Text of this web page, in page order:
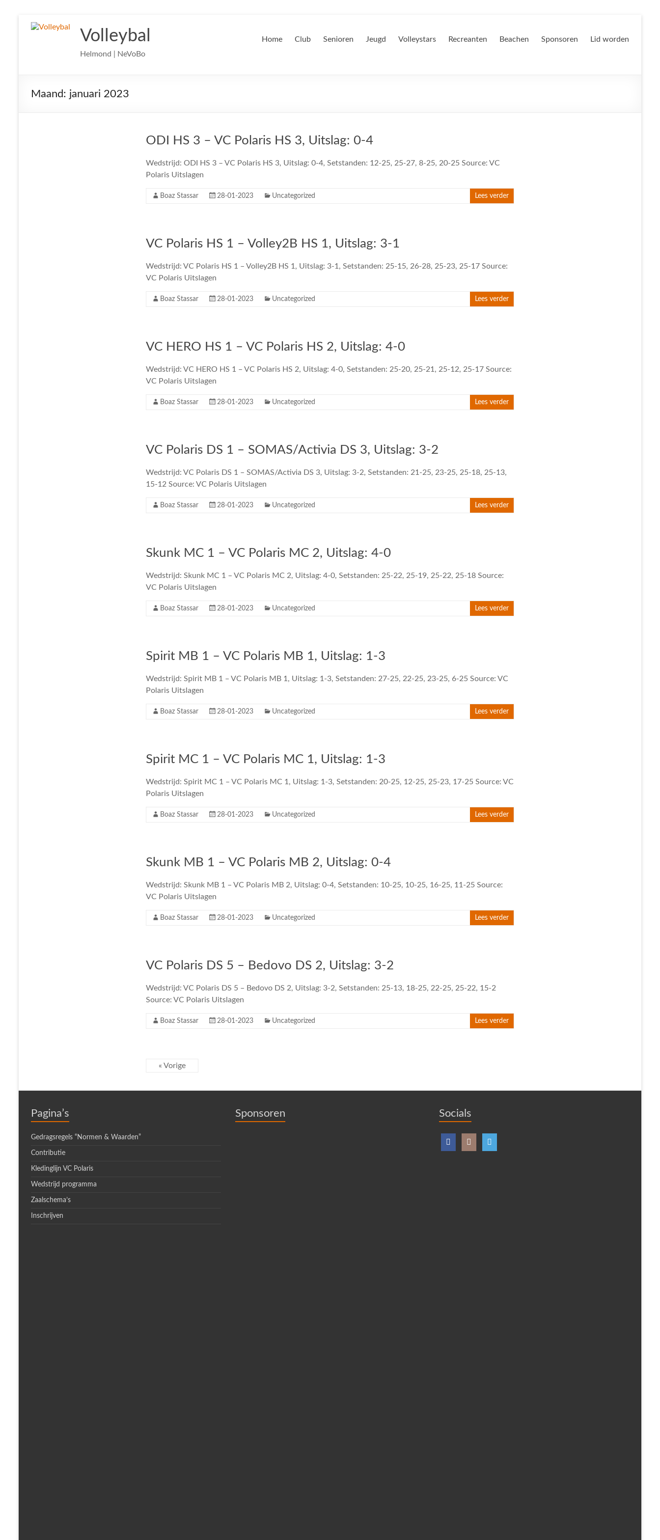
naar
Volleybal
Helmond | NeVoBo
Home Club Senioren Jeugd Volleystars Recreanten Beachen Sponsoren Lid worden
Maand: januari 2023
ODI HS 3 – VC Polaris HS 3, Uitslag: 0-4
Wedstrijd: ODI HS 3 – VC Polaris HS 3, Uitslag: 0-4, Setstanden: 12-25, 25-27, 8-25, 20-25 Source: VC
Polaris Uitslagen
Boaz Stassar 28-01-2023 Uncategorized Lees verder
VC Polaris HS 1 – Volley2B HS 1, Uitslag: 3-1
Wedstrijd: VC Polaris HS 1 – Volley2B HS 1, Uitslag: 3-1, Setstanden: 25-15, 26-28, 25-23, 25-17 Source:
VC Polaris Uitslagen
Boaz Stassar 28-01-2023 Uncategorized Lees verder
VC HERO HS 1 – VC Polaris HS 2, Uitslag: 4-0
Wedstrijd: VC HERO HS 1 – VC Polaris HS 2, Uitslag: 4-0, Setstanden: 25-20, 25-21, 25-12, 25-17 Source:
VC Polaris Uitslagen
Boaz Stassar 28-01-2023 Uncategorized Lees verder
VC Polaris DS 1 – SOMAS/Activia DS 3, Uitslag: 3-2
Wedstrijd: VC Polaris DS 1 – SOMAS/Activia DS 3, Uitslag: 3-2, Setstanden: 21-25, 23-25, 25-18, 25-13,
15-12 Source: VC Polaris Uitslagen
Boaz Stassar 28-01-2023 Uncategorized Lees verder
Skunk MC 1 – VC Polaris MC 2, Uitslag: 4-0
Wedstrijd: Skunk MC 1 – VC Polaris MC 2, Uitslag: 4-0, Setstanden: 25-22, 25-19, 25-22, 25-18 Source:
VC Polaris Uitslagen
Boaz Stassar 28-01-2023 Uncategorized Lees verder
Spirit MB 1 – VC Polaris MB 1, Uitslag: 1-3
Wedstrijd: Spirit MB 1 – VC Polaris MB 1, Uitslag: 1-3, Setstanden: 27-25, 22-25, 23-25, 6-25 Source: VC
Polaris Uitslagen
Boaz Stassar 28-01-2023 Uncategorized Lees verder
Spirit MC 1 – VC Polaris MC 1, Uitslag: 1-3
Wedstrijd: Spirit MC 1 – VC Polaris MC 1, Uitslag: 1-3, Setstanden: 20-25, 12-25, 25-23, 17-25 Source: VC
Polaris Uitslagen
Boaz Stassar 28-01-2023 Uncategorized Lees verder
Skunk MB 1 – VC Polaris MB 2, Uitslag: 0-4
Wedstrijd: Skunk MB 1 – VC Polaris MB 2, Uitslag: 0-4, Setstanden: 10-25, 10-25, 16-25, 11-25 Source:
VC Polaris Uitslagen
Boaz Stassar 28-01-2023 Uncategorized Lees verder
VC Polaris DS 5 – Bedovo DS 2, Uitslag: 3-2
Wedstrijd: VC Polaris DS 5 – Bedovo DS 2, Uitslag: 3-2, Setstanden: 25-13, 18-25, 22-25, 25-22, 15-2
Source: VC Polaris Uitslagen
Boaz Stassar 28-01-2023 Uncategorized Lees verder
« Vorige
Pagina’s
Gedragsregels “Normen & Waarden”
Contributie
Kledinglijn VC Polaris
Wedstrijd programma
Zaalschema’s
Inschrijven
Sponsoren Socials